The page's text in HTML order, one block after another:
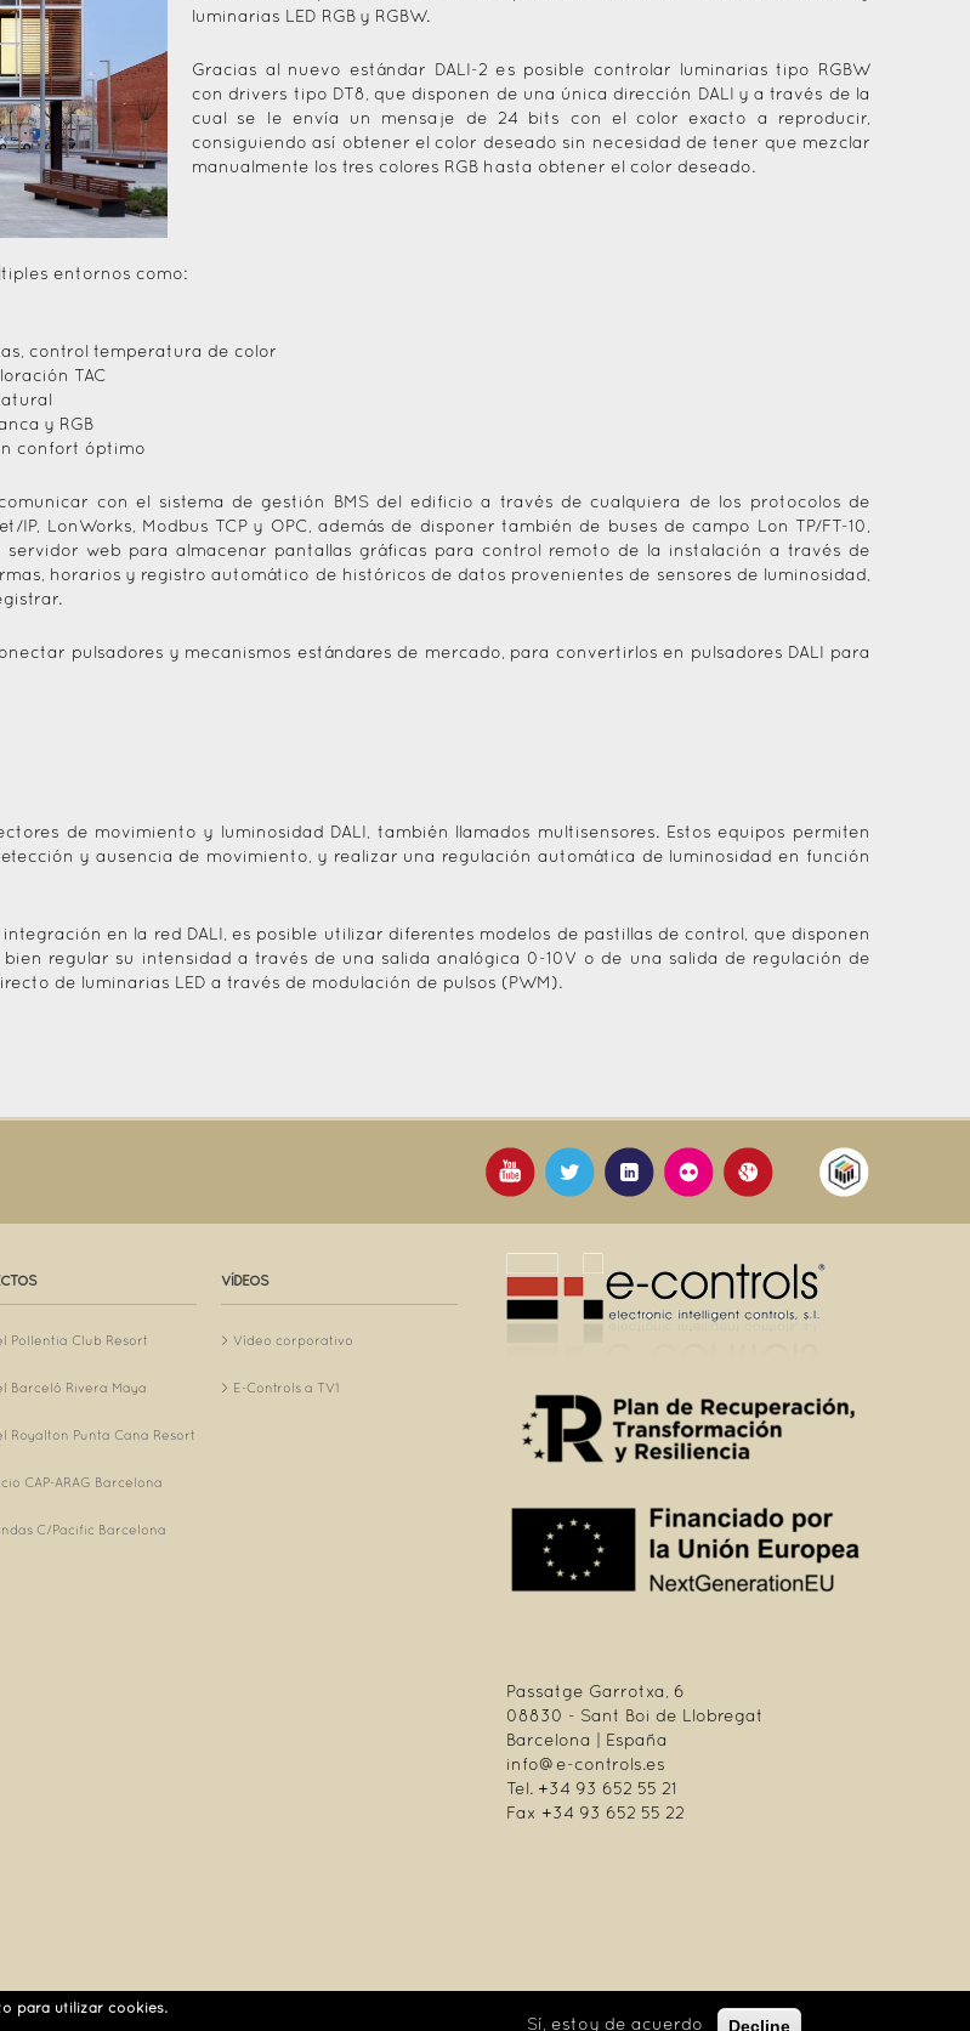
luminarias LED RGB y RGBW.
Gracias al nuevo estándar DALI-2 es posible controlar luminarias tipo RGBW
con drivers tipo DT8, que disponen de una única dirección DALI y a través de la
cual se le envía un mensaje de 24 bits con el color exacto a reproducir,
consiguiendo así obtener el color deseado sin necesidad de tener que mezclar
manualmente los tres colores RGB hasta obtener el color deseado.
entornos como:
control temperatura de color
TAC
y RGB
confort óptimo
con el sistema de gestión BMS del edificio a través de cualquiera de los protocolos de
LonWorks, Modbus TCP y OPC, además de disponer también de buses de campo Lon TP/FT-10,
servidor web para almacenar pantallas gráficas para control remoto de la instalación a través de
horarios y registro automático de históricos de datos provenientes de sensores de luminosidad,
pulsadores y mecanismos estándares de mercado, para convertirlos en pulsadores DALI para
de movimiento y luminosidad DALI, también llamados multisensores. Estos equipos permiten
y ausencia de movimiento, y realizar una regulación automática de luminosidad en función
en la red DALI, es posible utilizar diferentes modelos de pastillas de control, que disponen
regular su intensidad a través de una salida analógica 0-10V o de una salida de regulación de
de luminarias LED a través de modulación de pulsos (PWM).
Pollentia Club Resort
Barceló Rivera Maya
Royalton Punta Cana Resort
CAP-ARAG Barcelona
C/Pacific Barcelona
VÍDEOS
Vídeo corporativo
E-Controls a TV1
Passatge Garrotxa, 6
08830 - Sant Boi de Llobregat
Barcelona | España
info@e-controls.es
Tel. +34 93 652 55 21
Fax +34 93 652 55 22
para utilizar cookies.
Sí, estoy de acuerdo Decline